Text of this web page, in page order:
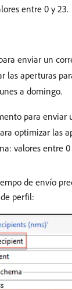
entre 0 y 23.
enviar un
las aperturas
a domingo.
para enviar
optimizar las
valores entre 0
de envío
perfil: